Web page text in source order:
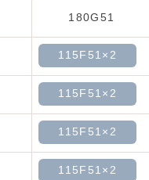
180G51
115F51×2
115F51×2
115F51×2
115F51×2